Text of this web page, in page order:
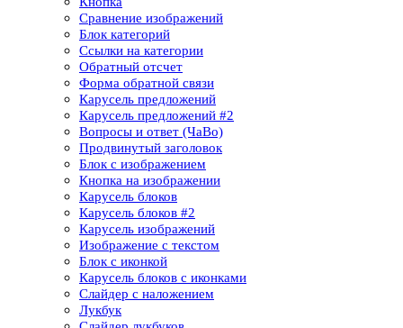
Сравнение изображений
Блок категорий
Ссылки на категории
Обратный отсчет
Форма обратной связи
Карусель предложений
Карусель предложений​ #2
Вопросы и ответ (ЧаВо)
Продвинутый заголовок
Блок с изображением
Кнопка на изображении
Карусель блоков
Карусель блоков​ #2
Карусель изображений
Изображение с текстом
Блок с иконкой
Карусель блоков с иконками
Слайдер с наложением
Лукбук